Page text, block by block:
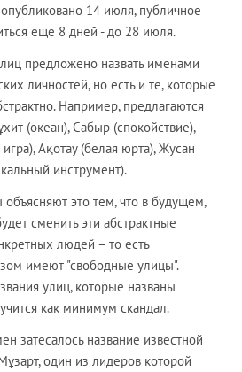
14 июля, публичное
еще 8 дней - до 28 июля.
предложено назвать именами
личностей, но есть и те, которые
Например, предлагаются
(океан), Сабыр (спокойствие),
Ақотау (белая юрта), Жусан
инструмент).
это тем, что в будущем,
сменить эти абстрактные
людей – то есть
имеют "свободные улицы".
улиц, которые названы
как минимум скандал.
затесалось название известной
один из лидеров которой